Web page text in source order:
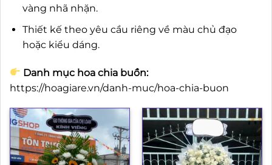
vàng nhã nhặn.
Thiết kế theo yêu cầu riêng về màu chủ đạo
hoặc kiểu dáng.
Danh mục hoa chia buồn:
https://hoagiare.vn/danh-muc/hoa-chia-buon